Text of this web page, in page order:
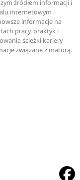
źródłem informacji i
internetowym
informacje na
pracy, praktyk i
ścieżki kariery
związane z maturą.